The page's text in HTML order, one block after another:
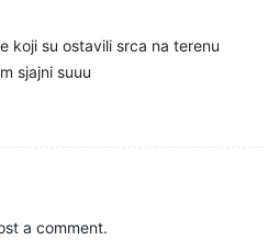
koji su ostavili srca na terenu
sjajni suuu
a comment.